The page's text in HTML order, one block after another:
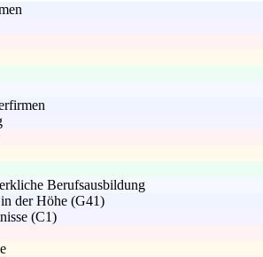
Berufsausbildung
der Höhe (G41)
(C1)